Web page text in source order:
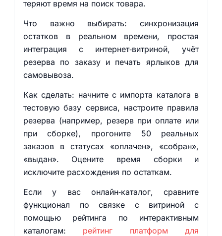
теряют время на поиск товара.
Что важно выбирать: синхронизация
остатков в реальном времени, простая
интеграция с интернет‑витриной, учёт
резерва по заказу и печать ярлыков для
самовывоза.
Как сделать: начните с импорта каталога в
тестовую базу сервиса, настроите правила
резерва (например, резерв при оплате или
при сборке), прогоните 50 реальных
заказов в статусах «оплачен», «собран»,
«выдан». Оцените время сборки и
исключите расхождения по остаткам.
Если у вас онлайн‑каталог, сравните
функционал по связке с витриной с
помощью рейтинга по интерактивным
каталогам: рейтинг платформ для